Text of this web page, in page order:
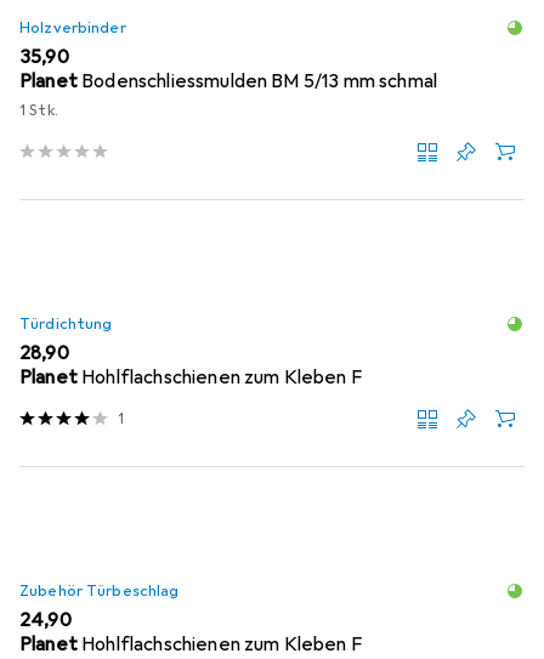
Holzverbinder
EUR
35,90
Planet Bodenschliessmulden BM 5/13 mm schmal
1 Stk.
Türdichtung
EUR
28,90
Planet Hohlflachschienen zum Kleben F
1
Zubehör Türbeschlag
EUR
24,90
Planet Hohlflachschienen zum Kleben F